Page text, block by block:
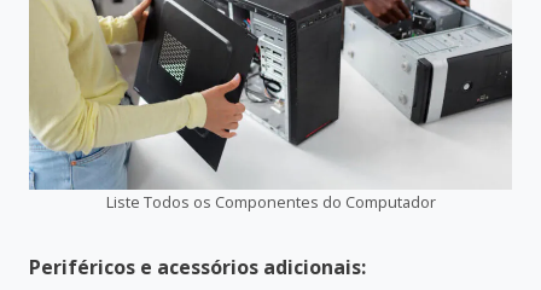
Liste Todos os Componentes do Computador
Periféricos e acessórios adicionais: